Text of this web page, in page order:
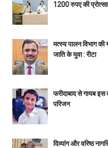
1200 रुपए की
मत्स्य पालन विभाग
जाति के युवा : रीटा
फरीदाबाद से गायब
परिजन
दिव्यांग और वरिष्ठ